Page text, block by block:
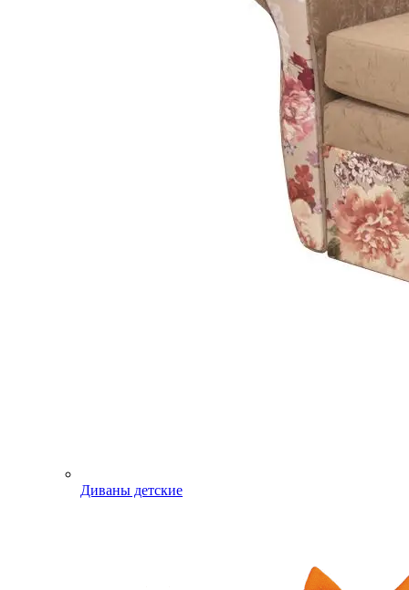
Диваны детские